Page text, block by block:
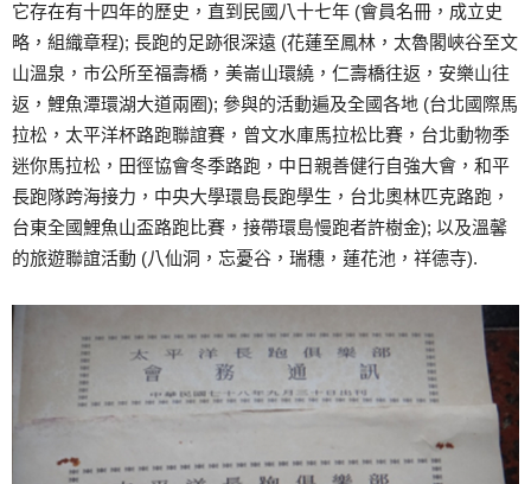
它存在有十四年的歷史，直到民國八十七年 (會員名冊，成立史
略，組織章程); 長跑的足跡很深遠 (花蓮至鳳林，太魯閣峽谷至文
山溫泉，市公所至福壽橋，美崙山環繞，仁壽橋往返，安樂山往
返，鯉魚潭環湖大道兩圈); 參與的活動遍及全國各地 (台北國際馬
拉松，太平洋杯路跑聯誼賽，曾文水庫馬拉松比賽，台北動物季
迷你馬拉松，田徑協會冬季路跑，中日親善健行自強大會，和平
長跑隊跨海接力，中央大學環島長跑學生，台北奧林匹克路跑，
台東全國鯉魚山盃路跑比賽，接帶環島慢跑者許樹金); 以及溫馨
的旅遊聯誼活動 (八仙洞，忘憂谷，瑞穗，蓮花池，祥德寺).